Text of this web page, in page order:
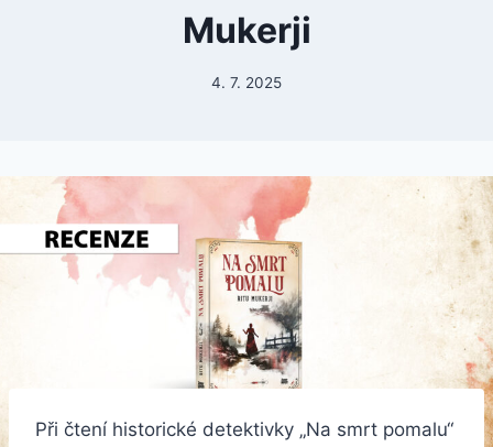
Mukerji
4. 7. 2025
Při čtení historické detektivky „Na smrt pomalu“